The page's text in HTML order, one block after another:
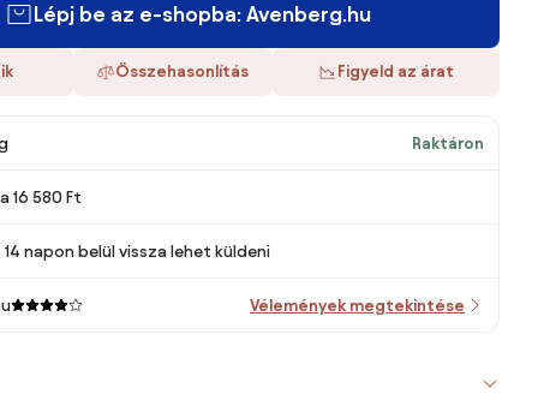
Lépj be az e-shopba: Avenberg.hu
Összehasonlítás Figyeld az árat
Raktáron
16 580 Ft
napon belül vissza lehet küldeni
Vélemények megtekintése